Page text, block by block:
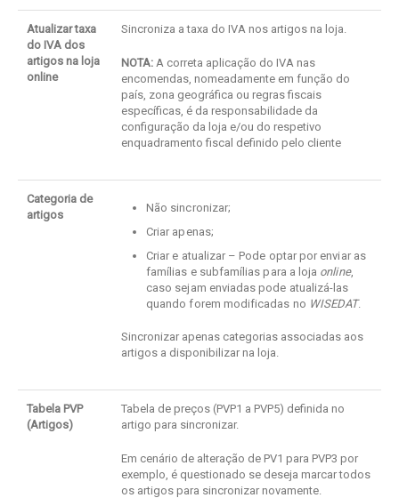
Atualizar taxa
do IVA dos
artigos na loja
online
Sincroniza a taxa do IVA nos artigos na loja.
NOTA: A correta aplicação do IVA nas
encomendas, nomeadamente em função do
país, zona geográfica ou regras fiscais
específicas, é da responsabilidade da
configuração da loja e/ou do respetivo
enquadramento fiscal definido pelo cliente
Categoria de
artigos
Não sincronizar;
Criar apenas;
Criar e atualizar – Pode optar por enviar as
famílias e subfamílias para a loja online,
caso sejam enviadas pode atualizá-las
quando forem modificadas no WISEDAT.
Sincronizar apenas categorias associadas aos
artigos a disponibilizar na loja.
Tabela PVP
(Artigos)
Tabela de preços (PVP1 a PVP5) definida no
artigo para sincronizar.
Em cenário de alteração de PV1 para PVP3 por
exemplo, é questionado se deseja marcar todos
os artigos para sincronizar novamente.